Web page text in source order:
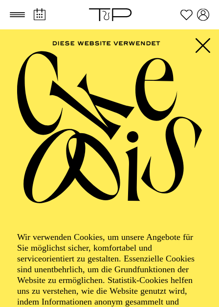
Zum Hauptinhalt springen Zum Footer springen
Wir verwenden Cookies, um unsere Angebote für
Sie möglichst sicher, komfortabel und
serviceorientiert zu gestalten. Essenzielle Cookies
sind unentbehrlich, um die Grundfunktionen der
Website zu ermöglichen. Statistik-Cookies helfen
uns zu verstehen, wie die Website genutzt wird,
indem Informationen anonym gesammelt und
Foto: Marie Haefner